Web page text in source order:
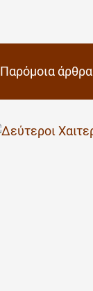
Παρόμοια άρθρα